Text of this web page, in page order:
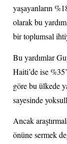
yaşayanların
olarak bu
bir toplumsal
Bu yardımlar
Haiti’de ise
göre bu ülkede
sayesinde
Ancak
önüne sermek